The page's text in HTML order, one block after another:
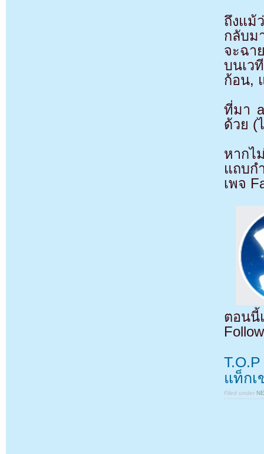
ถึงแม้
กลับม
จะฉา
บนเว
ก้อน,
ที่มา
ด้วย (
หากไ
แถบก
เพจ
ตอนนี้
แท็กเ
Filed under